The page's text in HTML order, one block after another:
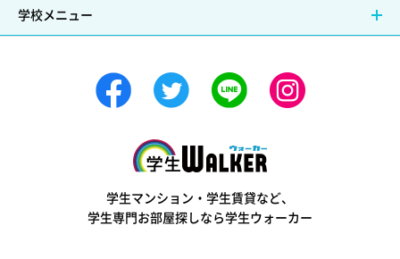
学校メニュー
学生マンション・学生賃貸など、
学生専門お部屋探しなら学生ウォーカー